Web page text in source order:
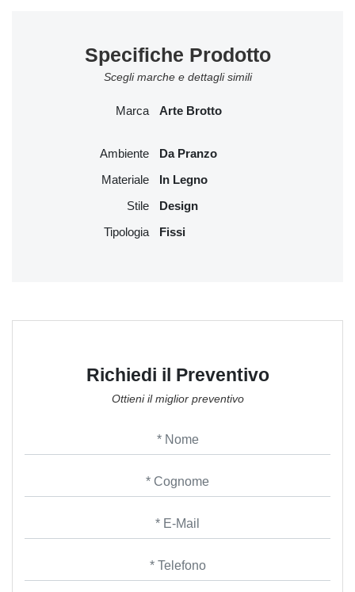
Richiedi il Preventivo
Ottieni il miglior preventivo
Specifiche Prodotto
Scegli marche e dettagli simili
Marca Arte Brotto
Ambiente Da Pranzo
Materiale In Legno
Stile Design
Tipologia Fissi